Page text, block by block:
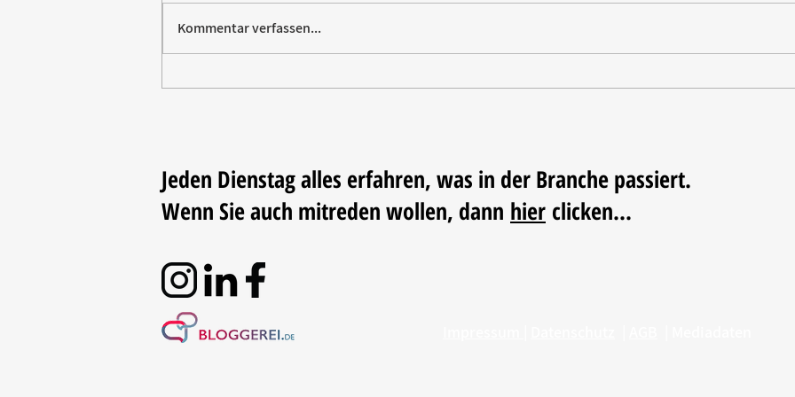
Kommentar verfassen...
Jeden Dienstag alles erfahren, was in der Branche passiert.
Wenn Sie auch mitreden wollen, dann hier clicken...